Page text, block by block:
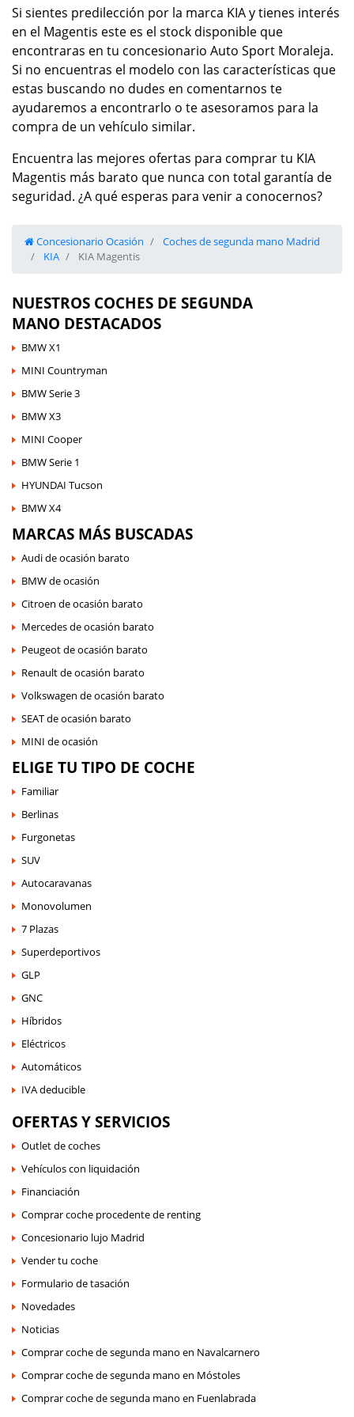
Si sientes predilección por la marca KIA y tienes interés
en el Magentis este es el stock disponible que
encontraras en tu concesionario Auto Sport Moraleja.
Si no encuentras el modelo con las características que
estas buscando no dudes en comentarnos te
ayudaremos a encontrarlo o te asesoramos para la
compra de un vehículo similar.
Encuentra las mejores ofertas para comprar tu KIA
Magentis más barato que nunca con total garantía de
seguridad. ¿A qué esperas para venir a conocernos?
Concesionario Ocasión
Coches de segunda mano Madrid
KIA
KIA Magentis
NUESTROS COCHES DE SEGUNDA
MANO DESTACADOS
BMW X1
MINI Countryman
BMW Serie 3
BMW X3
MINI Cooper
BMW Serie 1
HYUNDAI Tucson
BMW X4
MARCAS MÁS BUSCADAS
Audi de ocasión barato
BMW de ocasión
Citroen de ocasión barato
Mercedes de ocasión barato
Peugeot de ocasión barato
Renault de ocasión barato
Volkswagen de ocasión barato
SEAT de ocasión barato
MINI de ocasión
ELIGE TU TIPO DE COCHE
Familiar
Berlinas
Furgonetas
SUV
Autocaravanas
Monovolumen
7 Plazas
Superdeportivos
GLP
GNC
Híbridos
Eléctricos
Automáticos
IVA deducible
OFERTAS Y SERVICIOS
Outlet de coches
Vehículos con liquidación
Financiación
Comprar coche procedente de renting
Concesionario lujo Madrid
Vender tu coche
Formulario de tasación
Novedades
Noticias
Comprar coche de segunda mano en Navalcarnero
Comprar coche de segunda mano en Móstoles
Comprar coche de segunda mano en Fuenlabrada